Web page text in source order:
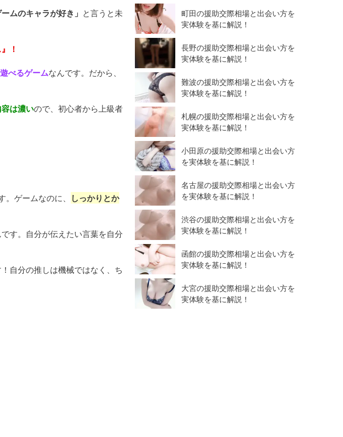
ームのキャラが好き」 と言うと未
！
べるゲームなんです。だから、
は濃いので、初心者から上級者
。ゲームなのに、
しっかりとか
す。自分が伝えたい言葉を自分
自分の推しは機械ではなく、ち
町田の援助交際相場と出会い方を
実体験を基に解説！
長野の援助交際相場と出会い方を
実体験を基に解説！
難波の援助交際相場と出会い方を
実体験を基に解説！
札幌の援助交際相場と出会い方を
実体験を基に解説！
小田原の援助交際相場と出会い方
を実体験を基に解説！
名古屋の援助交際相場と出会い方
を実体験を基に解説！
渋谷の援助交際相場と出会い方を
実体験を基に解説！
函館の援助交際相場と出会い方を
実体験を基に解説！
大宮の援助交際相場と出会い方を
実体験を基に解説！